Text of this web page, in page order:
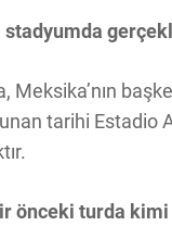
stadyumda
Meksika’nın
tarihi Estadio
önceki turda kimi